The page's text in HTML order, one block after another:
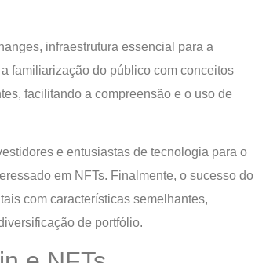
infraestrutura essencial para a
familiarização do público com conceitos
facilitando a compreensão e o uso de
e entusiastas de tecnologia para o
em NFTs. Finalmente, o sucesso do
com características semelhantes,
de portfólio.